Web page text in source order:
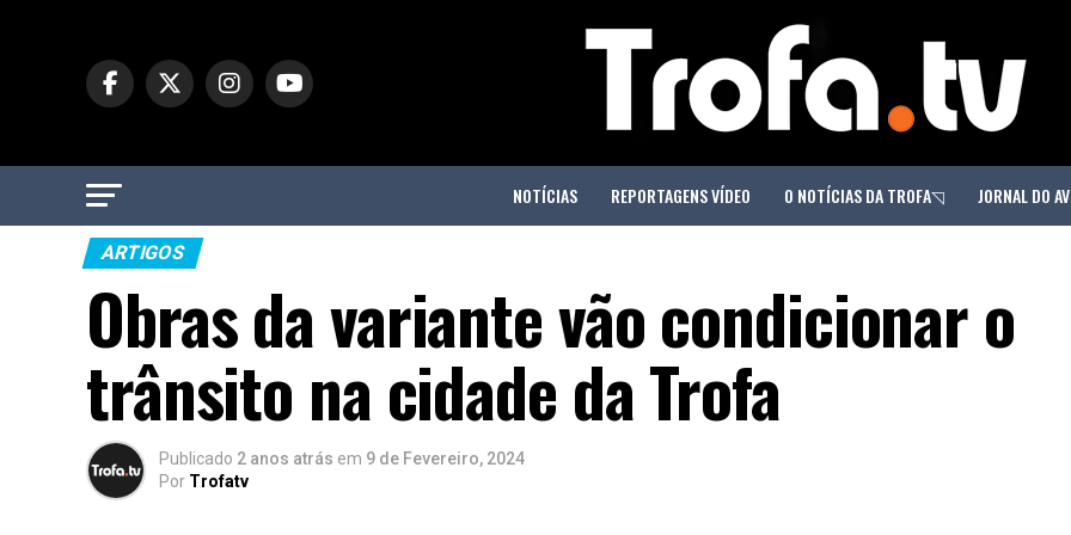
NOTÍCIAS REPORTAGENS VÍDEO O NOTÍCIAS DA TROFA◹ JORNAL DO
ARTIGOS
Obras da variante vão condicionar o
trânsito na cidade da Trofa
Publicado 2 anos atrás em 9 de Fevereiro, 2024
Por Trofatv